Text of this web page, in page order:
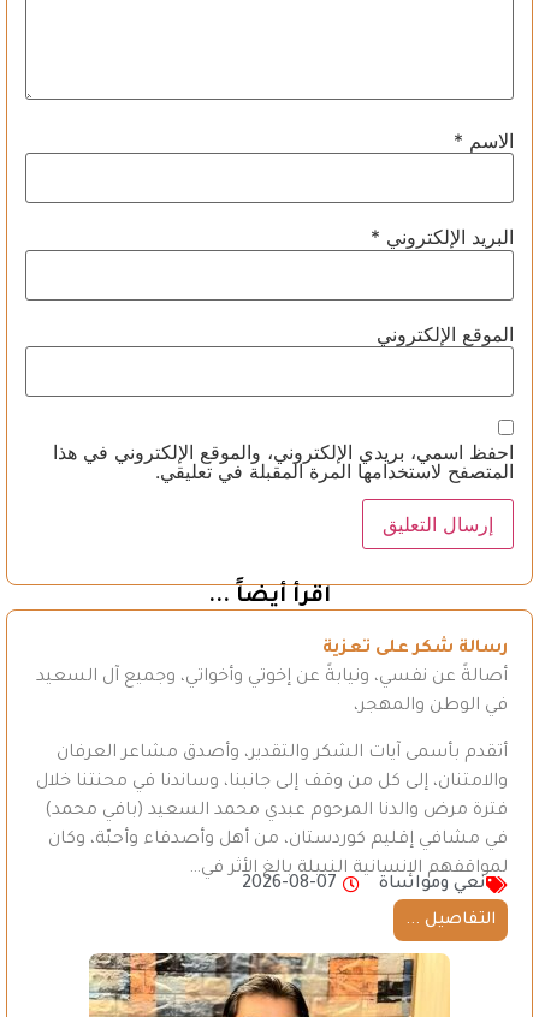
الاسم *
البريد الإلكتروني *
الموقع الإلكتروني
احفظ اسمي، بريدي الإلكتروني، والموقع الإلكتروني في هذا
المتصفح لاستخدامها المرة المقبلة في تعليقي.
اقرأ أيضاً ...
رسالة شكر على تعزية
أصالةً عن نفسي، ونيابةً عن إخوتي وأخواتي، وجميع آل السعيد
في الوطن والمهجر،
أتقدم بأسمى آيات الشكر والتقدير، وأصدق مشاعر العرفان
والامتنان، إلى كل من وقف إلى جانبنا، وساندنا في محنتنا خلال
فترة مرض والدنا المرحوم عبدي محمد السعيد (بافي محمد)
في مشافي إقليم كوردستان، من أهل وأصدقاء وأحبّة، وكان
لمواقفهم الإنسانية النبيلة بالغ الأثر في…
نعي ومواساة
2026-08-07
التفاصيل ...